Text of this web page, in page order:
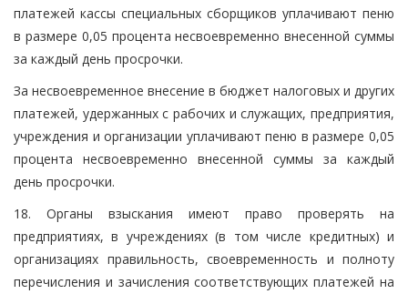
платежей кассы специальных сборщиков уплачивают пеню
в размере 0,05 процента несвоевременно внесенной суммы
за каждый день просрочки.
За несвоевременное внесение в бюджет налоговых и других
платежей, удержанных с рабочих и служащих, предприятия,
учреждения и организации уплачивают пеню в размере 0,05
процента несвоевременно внесенной суммы за каждый
день просрочки.
18. Органы взыскания имеют право проверять на
предприятиях, в учреждениях (в том числе кредитных) и
организациях правильность, своевременность и полноту
перечисления и зачисления соответствующих платежей на